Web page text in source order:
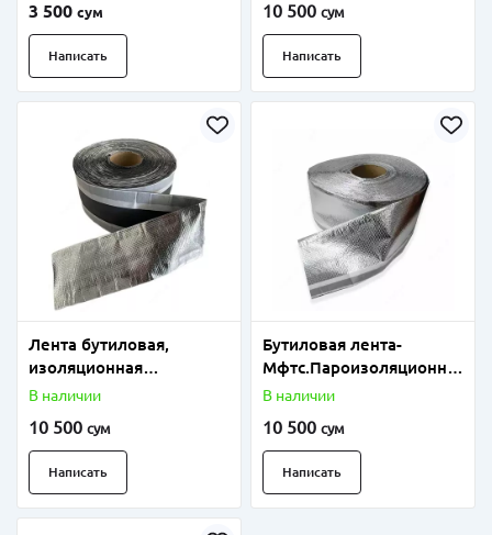
3 500 сум
Написать
10 500 сум
Написать
Лента бутиловая,
изоляционная
фольгированная
устойчива
В наличии
10 500 сум
Написать
Бутиловая лента-
Мфтс.Пароизоляционна
я мембрана,оконная
отделки
В наличии
10 500 сум
Написать